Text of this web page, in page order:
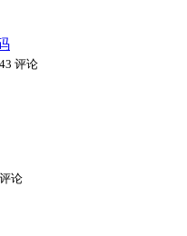
43 评论
论